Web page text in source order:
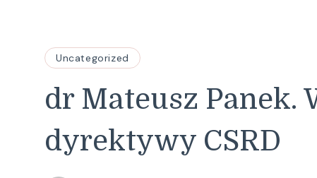
Uncategorized
dr Mateusz Panek.
dyrektywy CSRD